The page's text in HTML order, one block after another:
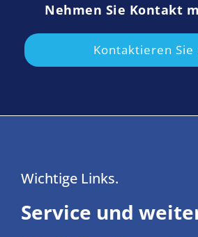
Nehmen Sie Kontakt
Kontaktieren Sie
Wichtige Links.
Service und